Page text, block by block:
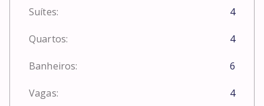
Suítes: 4
Quartos: 4
Banheiros: 6
Vagas: 4